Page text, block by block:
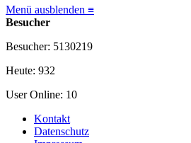
Menü ausblenden ≡
Besucher
Besucher: 5130219
Heute: 932
User Online: 10
Kontakt
Datenschutz